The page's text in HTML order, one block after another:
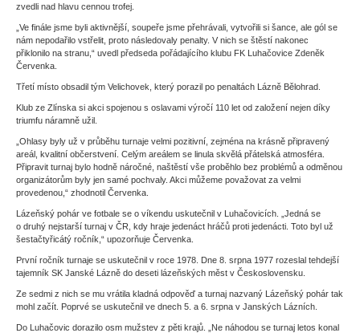
zvedli nad hlavu cennou trofej.
„Ve finále jsme byli aktivnější, soupeře jsme přehrávali, vytvořili si šance, ale gól se
nám nepodařilo vstřelit, proto následovaly penalty. V nich se štěstí nakonec
přiklonilo na stranu,“ uvedl předseda pořádajícího klubu FK Luhačovice Zdeněk
Červenka.
Třetí místo obsadil tým Velichovek, který porazil po penaltách Lázně Bělohrad.
Klub ze Zlínska si akci spojenou s oslavami výročí 110 let od založení nejen díky
triumfu náramně užil.
„Ohlasy byly už v průběhu turnaje velmi pozitivní, zejména na krásně připravený
areál, kvalitní občerstvení. Celým areálem se linula skvělá přátelská atmosféra.
Připravit turnaj bylo hodně náročné, naštěstí vše proběhlo bez problémů a odměnou
organizátorům byly jen samé pochvaly. Akci můžeme považovat za velmi
provedenou,“ zhodnotil Červenka.
Lázeňský pohár ve fotbale se o víkendu uskutečnil v Luhačovicích. „Jedná se
o druhý nejstarší turnaj v ČR, kdy hraje jedenáct hráčů proti jedenácti. Toto byl už
šestačtyřicátý ročník,“ upozorňuje Červenka.
První ročník turnaje se uskutečnil v roce 1978. Dne 8. srpna 1977 rozeslal tehdejší
tajemník SK Janské Lázně do deseti lázeňských měst v Československu.
Ze sedmi z nich se mu vrátila kladná odpověď a turnaj nazvaný Lázeňský pohár tak
mohl začít. Poprvé se uskutečnil ve dnech 5. a 6. srpna v Janských Lázních.
Do Luhačovic dorazilo osm mužstev z pěti krajů. „Ne náhodou se turnaj letos konal